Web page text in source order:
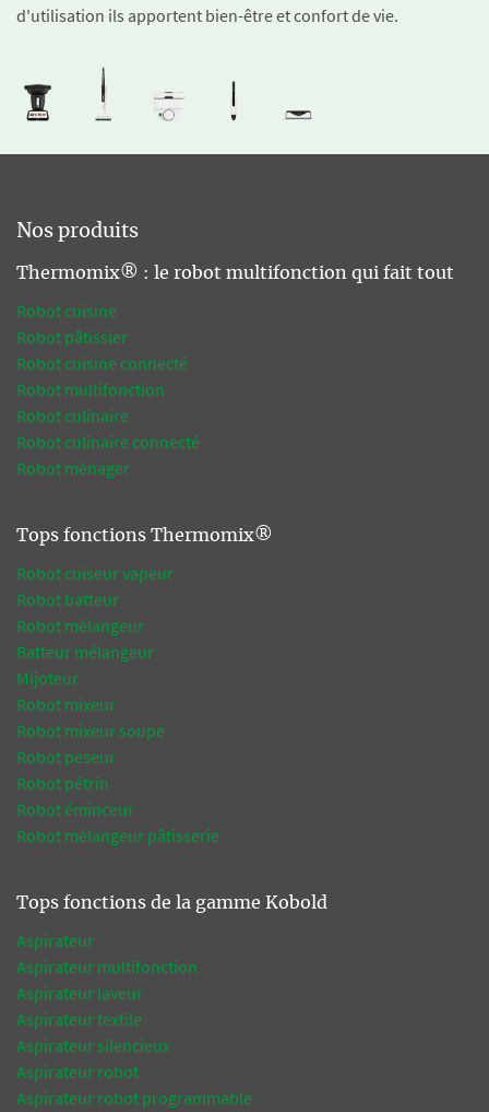
d'utilisation ils apportent bien-être et confort de vie.
Nos produits
Thermomix® : le robot multifonction qui fait tout
Robot cuisine
Robot pâtissier
Robot cuisine connecté
Robot multifonction
Robot culinaire
Robot culinaire connecté
Robot ménager
Tops fonctions Thermomix®
Robot cuiseur vapeur
Robot batteur
Robot mélangeur
Batteur mélangeur
Mijoteur
Robot mixeur
Robot mixeur soupe
Robot peseur
Robot pétrin
Robot éminceur
Robot mélangeur pâtisserie
Tops fonctions de la gamme Kobold
Aspirateur
Aspirateur multifonction
Aspirateur laveur
Aspirateur textile
Aspirateur silencieux
Aspirateur robot
Aspirateur robot programmable